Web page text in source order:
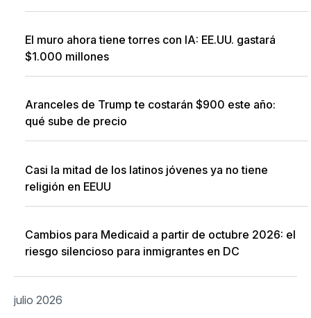
El muro ahora tiene torres con IA: EE.UU. gastará
$1.000 millones
Aranceles de Trump te costarán $900 este año:
qué sube de precio
Casi la mitad de los latinos jóvenes ya no tiene
religión en EEUU
Cambios para Medicaid a partir de octubre 2026: el
riesgo silencioso para inmigrantes en DC
julio 2026